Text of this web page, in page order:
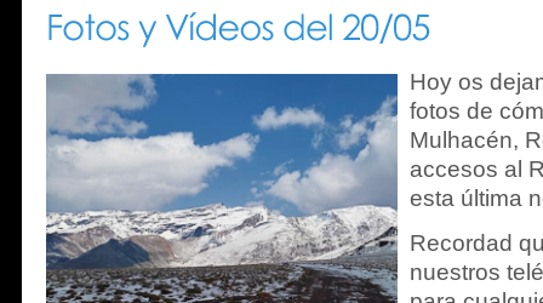
Hoy os
fotos de
Mulhacén,
accesos al
esta última
Recordad
nuestros